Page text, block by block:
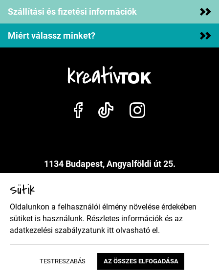
Szállítási és fizetési információk
Miért válassz minket?
1134 Budapest, Angyalföldi út 25.
Adatkezelési szabályzat
Copyright 2026 Kreatívtok Design by BrandBar
Sütik
Oldalunkon a felhasználói élmény növelése érdekében
sütiket is használunk. Részletes információk és az
adatkezelési szabályzatunk itt olvasható el.
TESTRESZABÁS AZ ÖSSZES ELFOGADÁSA